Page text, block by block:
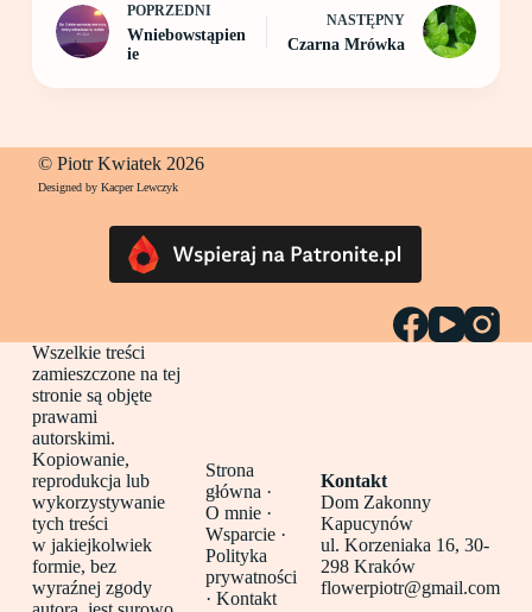
POPRZEDNI
Wniebowstąpien
ie
NASTĘPNY
Czarna Mrówka
© Piotr Kwiatek 2026
Designed by Kacper Lewczyk
Wszelkie treści
zamieszczone na tej
stronie są objęte
prawami
autorskimi.
Kopiowanie,
reprodukcja lub
wykorzystywanie
tych treści
w jakiejkolwiek
formie, bez
wyraźnej zgody
Strona
główna ·
O mnie ·
Wsparcie ·
Polityka
prywatności
·Kontakt
Kontakt
Dom Zakonny
Kapucynów
ul. Korzeniaka 16, 30-
298 Kraków
flowerpiotr@gmail.com